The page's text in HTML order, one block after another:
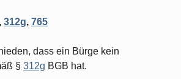
, 312g, 765
dass ein Bürge kein
§ 312g BGB hat.